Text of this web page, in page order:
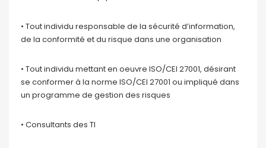
• Tout individu responsable de la sécurité d’information,
de la conformité et du risque dans une organisation
• Tout individu mettant en oeuvre ISO/CEI 27001, désirant
se conformer à la norme ISO/CEI 27001 ou impliqué dans
un programme de gestion des risques
• Consultants des TI